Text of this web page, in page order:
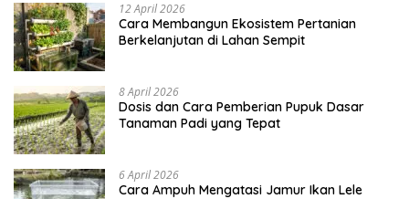
12 April 2026
Cara Membangun Ekosistem Pertanian
Berkelanjutan di Lahan Sempit
8 April 2026
Dosis dan Cara Pemberian Pupuk Dasar
Tanaman Padi yang Tepat
6 April 2026
Cara Ampuh Mengatasi Jamur Ikan Lele